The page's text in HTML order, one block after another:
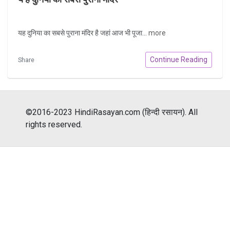
यह दुनिया का सबसे पुराना मंदिर है जहां आज भी पूजा... more
Share Continue Reading
©2016-2023 HindiRasayan.com (हिन्दी रसायन). All
rights reserved.